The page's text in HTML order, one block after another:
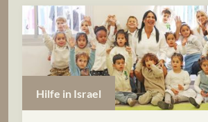
Hilfe in Israel